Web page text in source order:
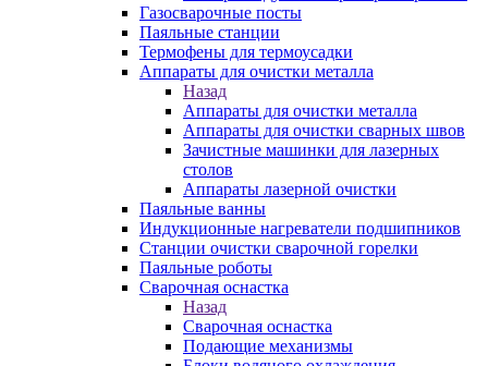
Газосварочные посты
Паяльные станции
Термофены для термоусадки
Аппараты для очистки металла
Назад
Аппараты для очистки металла
Аппараты для очистки сварных швов
Зачистные машинки для лазерных
столов
Аппараты лазерной очистки
Паяльные ванны
Индукционные нагреватели подшипников
Станции очистки сварочной горелки
Паяльные роботы
Сварочная оснастка
Назад
Сварочная оснастка
Подающие механизмы